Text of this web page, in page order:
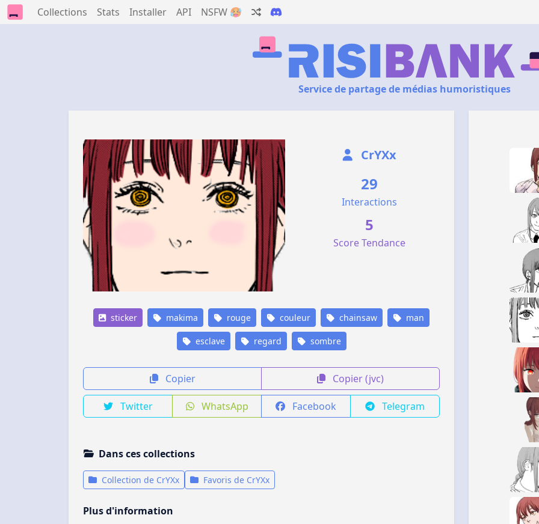
Collections Stats Installer API NSFW 🥵
Service de partage de médias humoristiques
CrYXx
29
Interactions
5
Score Tendance
sticker makima rouge couleur chainsaw man
esclave regard sombre
Copier Copier (jvc)
Twitter WhatsApp Facebook Telegram
Dans ces collections
Collection de CrYXx Favoris de CrYXx
Plus d'information